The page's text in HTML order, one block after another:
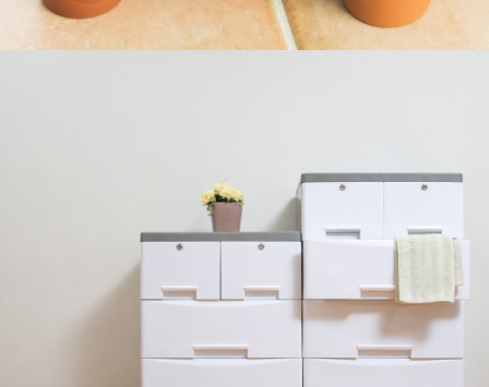
MUEBLES DE PLÁSTICO